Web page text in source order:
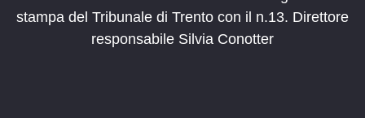
stampa del Tribunale di Trento con il n.13. Direttore
responsabile Silvia Conotter